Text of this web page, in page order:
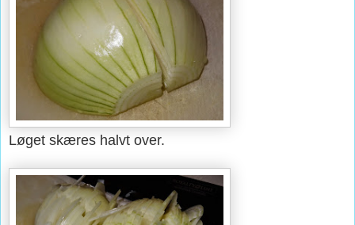
Løget skæres halvt over.